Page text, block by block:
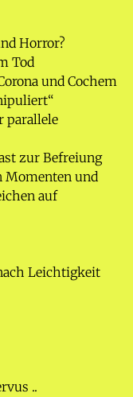
Horror?
Tod
und Cochem
parallele
zur Befreiung
Momenten und
auf
Leichtigkeit
..